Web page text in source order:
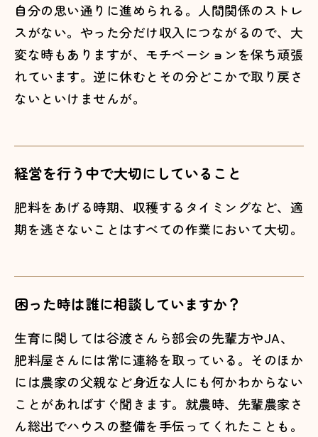
自分の思い通りに進められる。人間関係のストレ
スがない。やった分だけ収入につながるので、大
変な時もありますが、モチベーションを保ち頑張
れています。逆に休むとその分どこかで取り戻さ
ないといけませんが。
経営を行う中で大切にしていること
肥料をあげる時期、収穫するタイミングなど、適
期を逃さないことはすべての作業において大切。
困った時は誰に相談していますか？
生育に関しては谷渡さんら部会の先輩方やJA、
肥料屋さんには常に連絡を取っている。そのほか
には農家の父親など身近な人にも何かわからない
ことがあればすぐ聞きます。就農時、先輩農家さ
ん総出でハウスの整備を手伝ってくれたことも。